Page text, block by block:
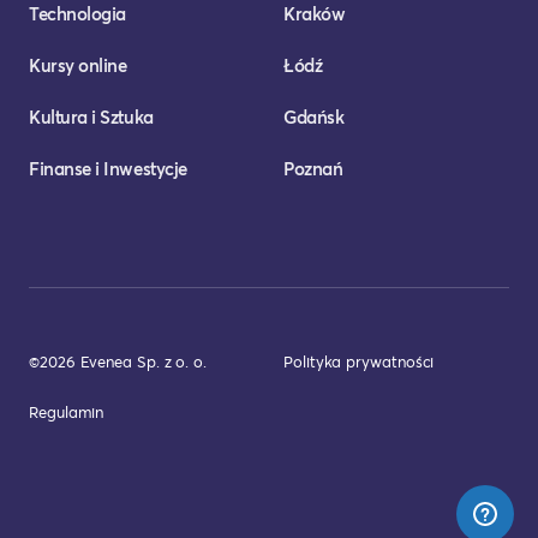
Technologia
Kursy online
Kultura i Sztuka
Finanse i Inwestycje
Kraków
Łódź
Gdańsk
Poznań
©2026 Evenea Sp. z o. o. Polityka prywatności
Regulamin